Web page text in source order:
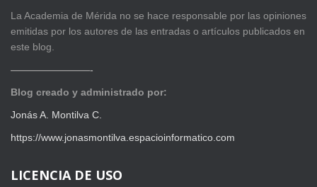
La Academia de Mérida no se hace responsable por las opiniones
emitidas por los autores de las entradas o artículos publicados en
este blog.
————————-
Blog creado y administrado por:
Jonás A. Montilva C.
https://www.jonasmontilva.espacioinformatico.com
LICENCIA DE USO